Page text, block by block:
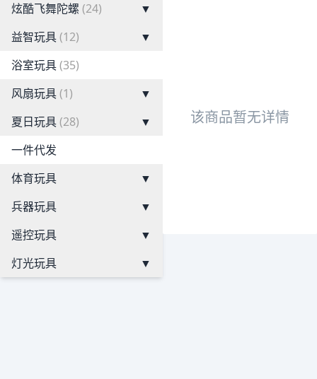
炫酷飞舞陀螺 (24)
▼
益智玩具(12)
▼
浴室玩具(35)
风扇玩具(1)
▼
夏日玩具(28)
▼
一件代发
体育玩具
▼
兵器玩具
▼
遥控玩具
▼
灯光玩具
▼
该商品暂无详情